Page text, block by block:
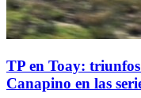
TP en Toay:
Canapino en las